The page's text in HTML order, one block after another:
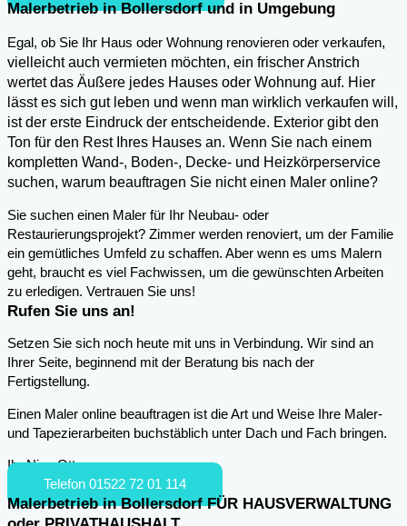
Malerbetrieb in Bollersdorf und in Umgebung
Egal, ob Sie Ihr Haus oder Wohnung renovieren oder verkaufen,
vielleicht auch vermieten möchten, ein frischer Anstrich
wertet das Äußere jedes Hauses oder Wohnung auf. Hier
lässt es sich gut leben und wenn man wirklich verkaufen will,
ist der erste Eindruck der entscheidende. Exterior gibt den
Ton für den Rest Ihres Hauses an. Wenn Sie nach einem
kompletten Wand-, Boden-, Decke- und Heizkörperservice
suchen, warum beauftragen Sie nicht einen Maler online?
Sie suchen einen Maler für Ihr Neubau- oder
Restaurierungsprojekt? Zimmer werden renoviert, um der Familie
ein gemütliches Umfeld zu schaffen. Aber wenn es ums Malern
geht, braucht es viel Fachwissen, um die gewünschten Arbeiten
zu erledigen. Vertrauen Sie uns!
Rufen Sie uns an!
Setzen Sie sich noch heute mit uns in Verbindung. Wir sind an
Ihrer Seite, beginnend mit der Beratung bis nach der
Fertigstellung.
Einen Maler online beauftragen ist die Art und Weise Ihre Maler-
und Tapezierarbeiten buchstäblich unter Dach und Fach bringen.
Ihr Nico Otto
Telefon 01522 72 01 114
Malerbetrieb in Bollersdorf FÜR HAUSVERWALTUNG